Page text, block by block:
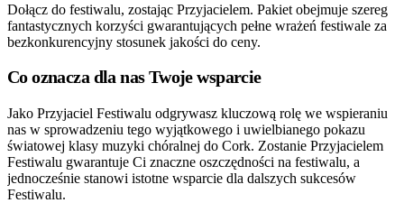
Dołącz do festiwalu, zostając Przyjacielem. Pakiet obejmuje szereg
fantastycznych korzyści gwarantujących pełne wrażeń festiwale za
bezkonkurencyjny stosunek jakości do ceny.
Co oznacza dla nas Twoje wsparcie
Jako Przyjaciel Festiwalu odgrywasz kluczową rolę we wspieraniu
nas w sprowadzeniu tego wyjątkowego i uwielbianego pokazu
światowej klasy muzyki chóralnej do Cork. Zostanie Przyjacielem
Festiwalu gwarantuje Ci znaczne oszczędności na festiwalu, a
jednocześnie stanowi istotne wsparcie dla dalszych sukcesów
Festiwalu.